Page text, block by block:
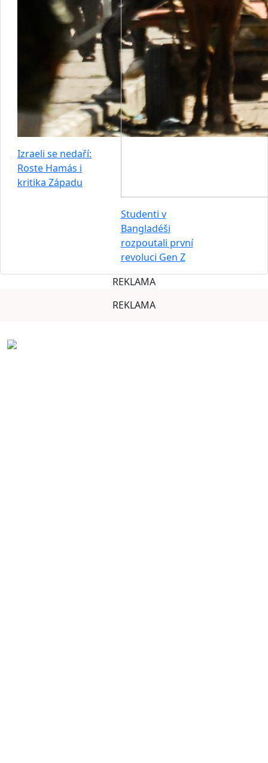
Izraeli se nedaří:
Roste Hamás i
kritika Západu
Studenti v
Bangladéši
rozpoutali první
revoluci Gen Z
REKLAMA
REKLAMA